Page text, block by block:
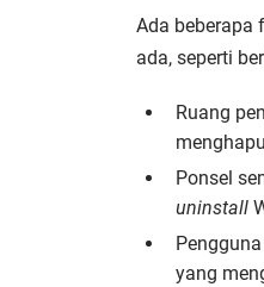
Ada beberapa
ada, seperti
Ruang
Ponsel
uninstall
yang